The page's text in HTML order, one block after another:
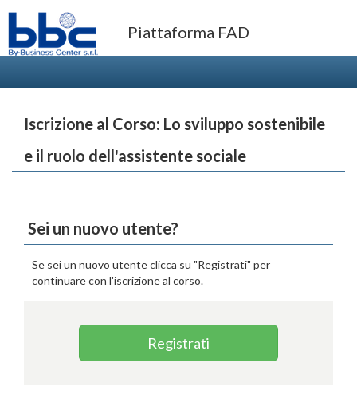
Piattaforma FAD
Iscrizione al Corso: Lo sviluppo sostenibile
e il ruolo dell'assistente sociale
Sei un nuovo utente?
Se sei un nuovo utente clicca su "Registrati" per
continuare con l'iscrizione al corso.
Registrati